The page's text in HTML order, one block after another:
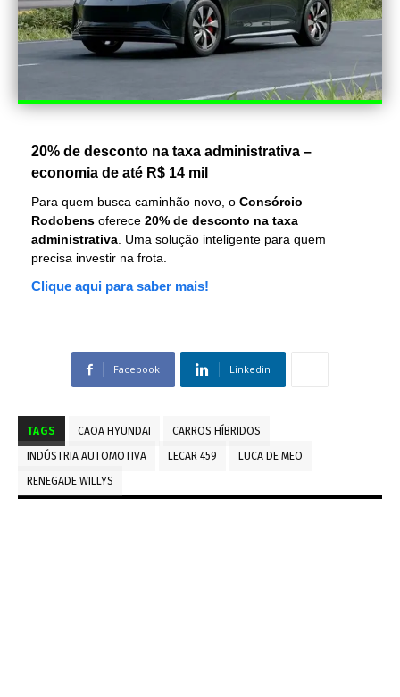
20% de desconto na taxa administrativa –
economia de até R$ 14 mil
Para quem busca caminhão novo, o Consórcio
Rodobens oferece 20% de desconto na taxa
administrativa. Uma solução inteligente para quem
precisa investir na frota.
Clique aqui para saber mais!
Facebook Linkedin
TAGS CAOA HYUNDAI
CARROS HÍBRIDOS
INDÚSTRIA AUTOMOTIVA
LECAR 459
LUCA DE MEO
RENEGADE WILLYS